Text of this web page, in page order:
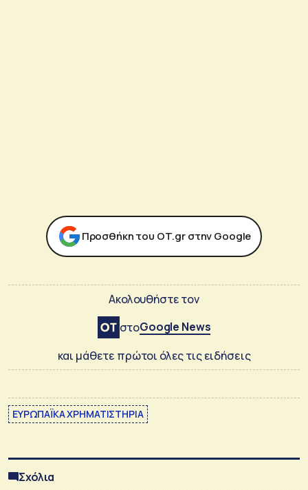
Προσθήκη του ΟΤ.gr στην Google
Ακολουθήστε τον
στοGoogle News
και μάθετε πρώτοι όλες τις ειδήσεις
ΕΥΡΩΠΑΪΚΑ ΧΡΗΜΑΤΙΣΤΗΡΙΑ
Σχόλια